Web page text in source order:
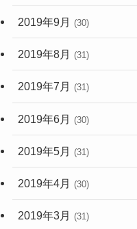
2019年9月 (30)
2019年8月 (31)
2019年7月 (31)
2019年6月 (30)
2019年5月 (31)
2019年4月 (30)
2019年3月 (31)